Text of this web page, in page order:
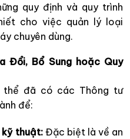
quy định và quy trình
cho việc quản lý loại
chuyên dùng.
Đổi, Bổ Sung hoặc Quy
thể đã có các Thông tư
để:
thuật:Đặc biệt là về an